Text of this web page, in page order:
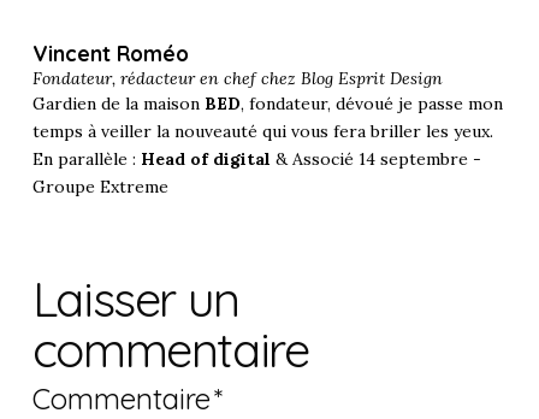
Vincent Roméo
Fondateur, rédacteur en chef chez Blog Esprit Design
Gardien de la maison BED, fondateur, dévoué je passe mon
temps à veiller la nouveauté qui vous fera briller les yeux.
En parallèle : Head of digital & Associé 14 septembre -
Groupe Extreme
Laisser un
commentaire
Commentaire*